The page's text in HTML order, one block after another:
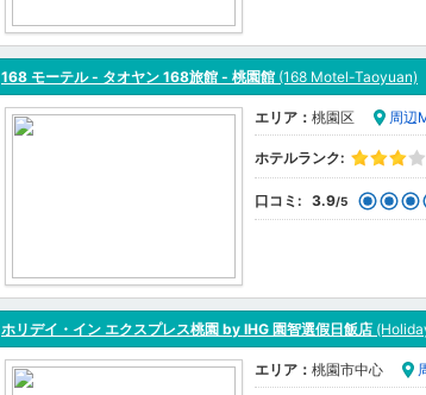
168 モーテル - タオヤン 168旅館 - 桃園館 (168 Motel-Taoyuan)
エリア： 桃園区 周辺
ホテルランク:
口コミ: 3.9/5
ホリデイ・イン エクスプレス桃園 by IHG 園智選假日飯店
エリア： 桃園市中心